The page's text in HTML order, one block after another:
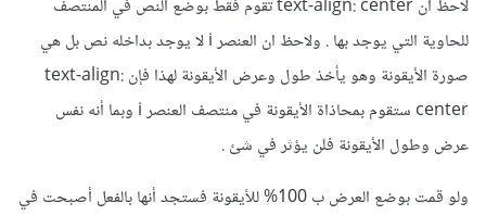
لاحظ أن text-align: center تقوم فقط بوضع النص في المنتصف
للحاوية التي يوجد بها . ولاحظ ان العنصر i لا يوجد بداخله نص بل هي
صورة الأيقونة وهو يأخذ طول وعرض الأيقونة لهذا فإن text-align:
center ستقوم بمحاذاة الأيقونة في منتصف العنصر i وبما أنه نفس
عرض وطول الأيقونة فلن يؤثر في شئ .
ولو قمت بوضع العرض ب 100% للأيقونة فستجد أنها بالفعل أصبحت في